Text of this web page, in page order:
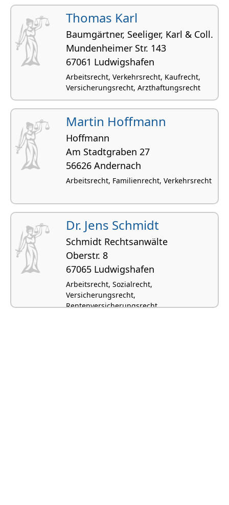
Thomas Karl
Baumgärtner, Seeliger, Karl & Coll.
Munden­heimer Str. 143
67061 Ludwigshafen
Arbeitsrecht, Verkehrsrecht, Kaufrecht,
Versicherungsrecht, Arzthaftungsrecht
Martin Hoffmann
Hoffmann
Am Stadtgraben 27
56626 Andernach
Arbeitsrecht, Familienrecht, Verkehrsrecht
Dr. Jens Schmidt
Schmidt Rechtsanwälte
Oberstr. 8
67065 Ludwigshafen
Arbeitsrecht, Sozialrecht,
Versicherungsrecht,
Rentenversicherungsrecht,